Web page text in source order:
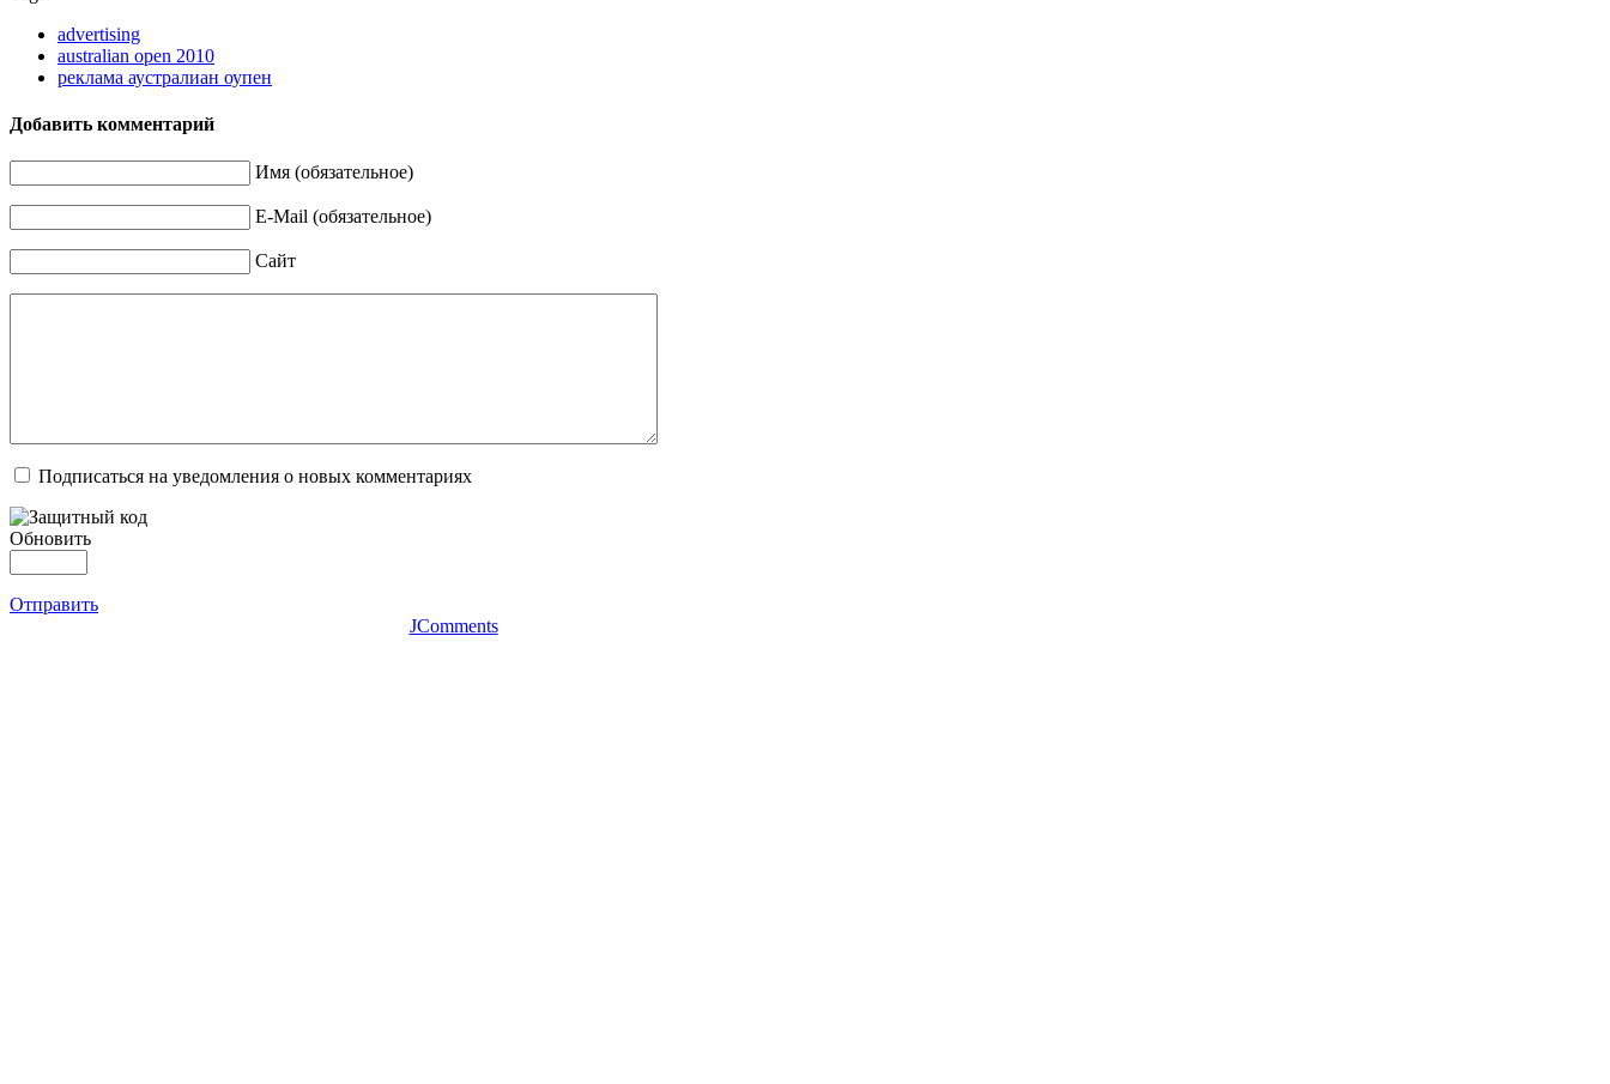
advertising
australian open 2010
реклама аустралиан оупен
Добавить комментарий
Имя (обязательное)
E-Mail (обязательное)
Сайт
Подписаться на уведомления о новых комментариях
Обновить
Отправить
JComments